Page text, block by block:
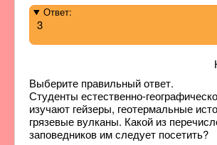
Ответ:
3
Выберите правильный ответ.
Студенты естественно-
изучают гейзеры, геотермальные
грязевые вулканы. Какой из
заповедников им следует посетить?